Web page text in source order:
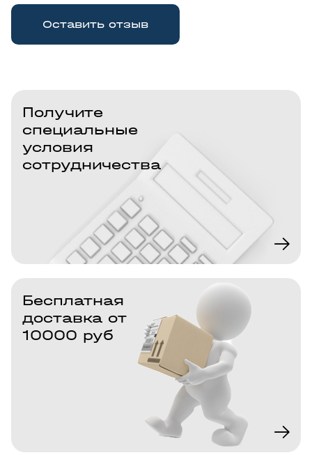
Оставить отзыв
Получите
специальные
условия
сотрудничества
Бесплатная
доставка от
10000 руб